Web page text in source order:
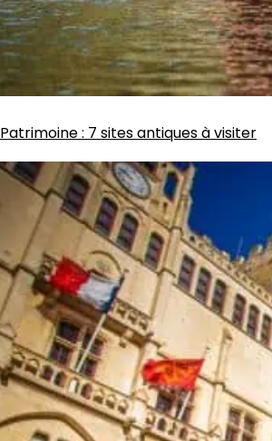
Patrimoine: 7 sites antiques à visiter